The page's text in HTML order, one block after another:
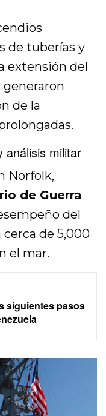
de tuberías y
extensión del
de la
análisis militar
Norfolk,
de Guerra
del
de 5,000
el mar.
siguientes pasos